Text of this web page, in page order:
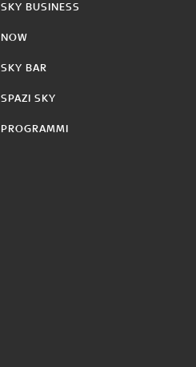
SKY BUSINESS
NOW
SKY BAR
SPAZI SKY
PROGRAMMI